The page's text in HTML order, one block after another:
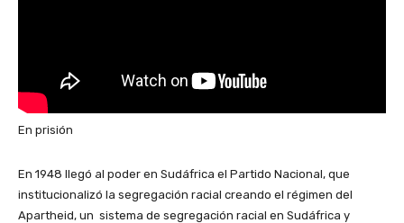
En prisión
En 1948 llegó al poder en Sudáfrica el Partido Nacional, que
institucionalizó la segregación racial creando el régimen del
Apartheid, un sistema de segregación racial en Sudáfrica y